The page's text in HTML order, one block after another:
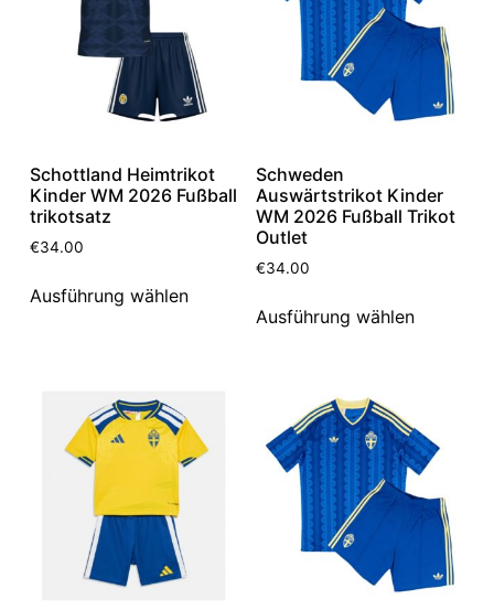
Schottland Heimtrikot
Kinder WM 2026 Fußball
trikotsatz
€34.00
Ausführung wählen
Schweden
Auswärtstrikot Kinder
WM 2026 Fußball Trikot
Outlet
€34.00
Ausführung wählen